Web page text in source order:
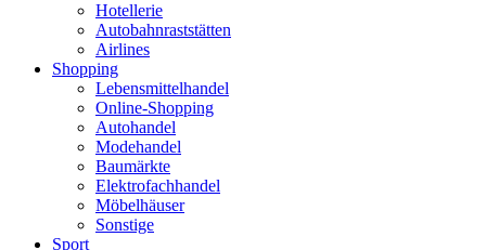
Hotellerie
Autobahnraststätten
Airlines
Shopping
Lebensmittelhandel
Online-Shopping
Autohandel
Modehandel
Baumärkte
Elektrofachhandel
Möbelhäuser
Sonstige
Sport